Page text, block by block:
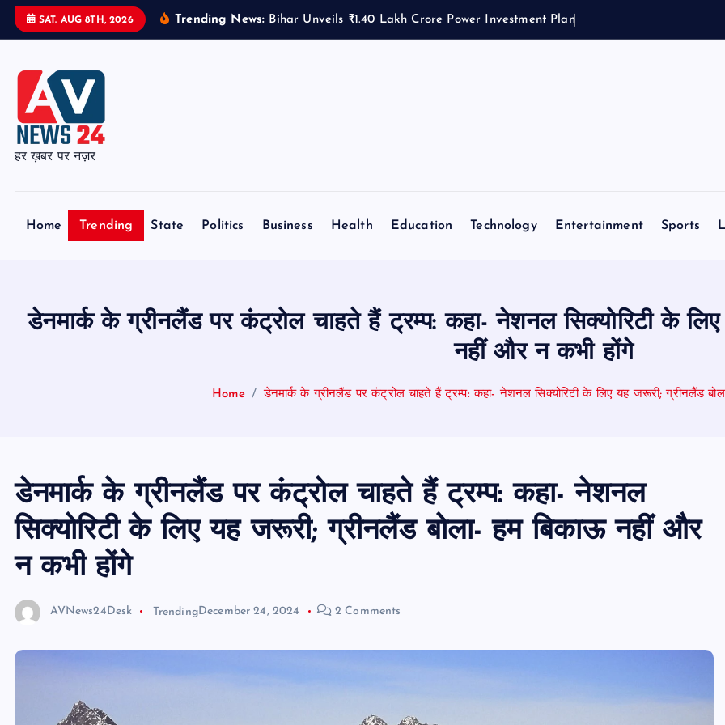
SAT. AUG 8TH, 2026 Trending News: Bihar Unveils ₹1.40 Lakh Crore Power Investment Plan
हर ख़बर पर नज़र
Home Trending State Politics Business Health Education Technology Entertainment Sports
डेनमार्क के ग्रीनलैंड पर कंट्रोल चाहते हैं ट्रम्प: कहा- नेशनल सिक्योरिटी के
नहीं और न कभी होंगे
Home डेनमार्क के ग्रीनलैंड पर कंट्रोल चाहते हैं ट्रम्प: कहा- नेशनल सिक्योरिटी के लिए यह जरूरी; ग्रीनलैंड
डेनमार्क के ग्रीनलैंड पर कंट्रोल चाहते हैं ट्रम्प: कहा- नेशनल
सिक्योरिटी के लिए यह जरूरी; ग्रीनलैंड बोला- हम बिकाऊ नहीं और
न कभी होंगे
AVNews24Desk TrendingDecember 24, 2024 2 Comments